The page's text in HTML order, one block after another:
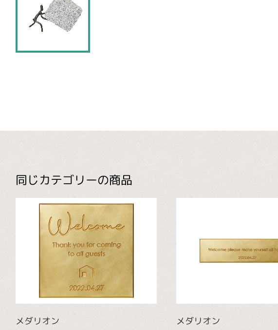
同じカテゴリーの商品
メダリオン メダリオン